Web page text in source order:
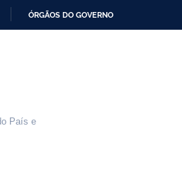
ÓRGÃOS DO GOVERNO
País e